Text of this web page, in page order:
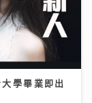
學畢業即出